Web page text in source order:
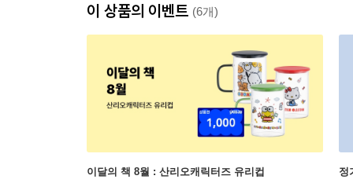
이 상품의 이벤트 (6개)
이달의 책 8월 : 산리오캐릭터즈 유리컵 정